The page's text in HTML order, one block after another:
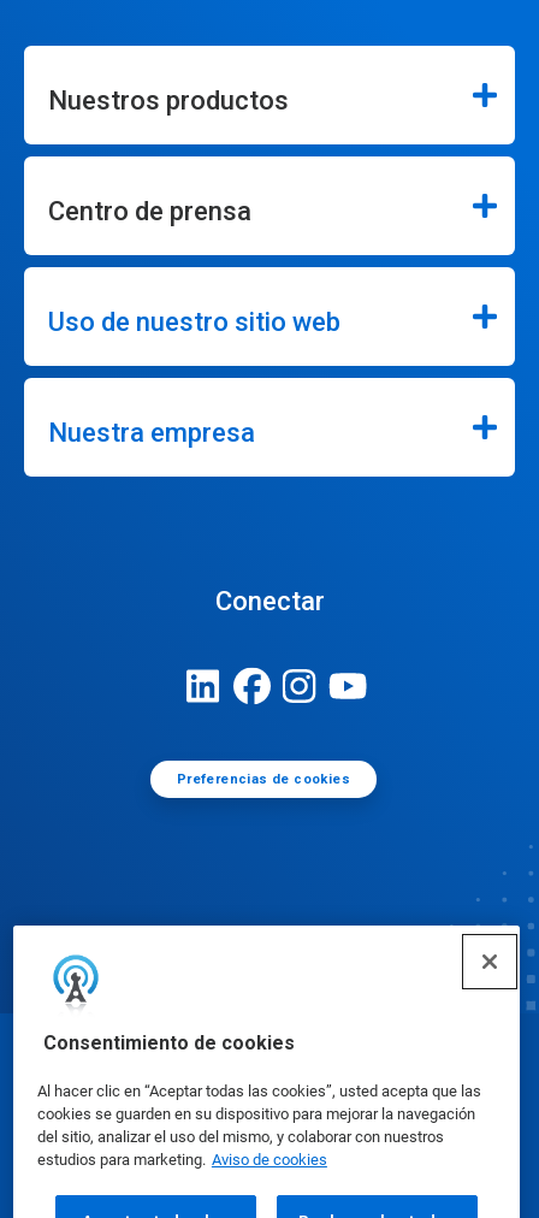
Consentimiento de cookies
Al hacer clic en “Aceptar todas las cookies”, usted acepta que las
cookies se guarden en su dispositivo para mejorar la navegación
del sitio, analizar el uso del mismo, y colaborar con nuestros
estudios para marketing. Aviso de cookies
Nuestros productos
Centro de prensa
Uso de nuestro sitio web
Nuestra empresa
Conectar
Preferencias de cookies
Hojas de datos de seguridad|Política de privacidad
|condiciones de uso